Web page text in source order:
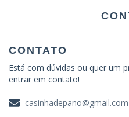
CONTATO
Está com dúvidas ou quer um
entrar em contato!
casinhadepano@gmail.com